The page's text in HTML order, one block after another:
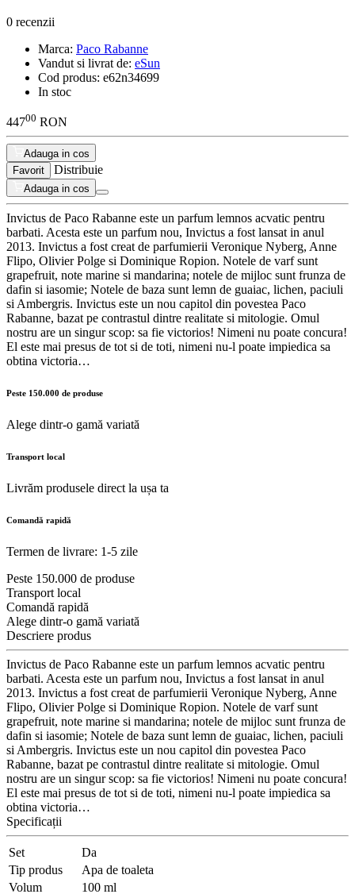
0 recenzii
Marca: Paco Rabanne
Vandut si livrat de: eSun
Cod produs: e62n34699
In stoc
44700 RON
Adauga in cos
Favorit
Distribuie
Adauga in cos
Invictus de Paco Rabanne este un parfum lemnos acvatic pentru
barbati. Acesta este un parfum nou, Invictus a fost lansat in anul
2013. Invictus a fost creat de parfumierii Veronique Nyberg, Anne
Flipo, Olivier Polge si Dominique Ropion. Notele de varf sunt
grapefruit, note marine si mandarina; notele de mijloc sunt frunza de
dafin si iasomie; Notele de baza sunt lemn de guaiac, lichen, paciuli
si Ambergris. Invictus este un nou capitol din povestea Paco
Rabanne, bazat pe contrastul dintre realitate si mitologie. Omul
nostru are un singur scop: sa fie victorios! Nimeni nu poate concura!
El este mai presus de tot si de toti, nimeni nu-l poate impiedica sa
obtina victoria…
Peste 150.000 de produse
Alege dintr-o gamă variată
Transport local
Livrăm produsele direct la ușa ta
Comandă rapidă
Termen de livrare: 1-5 zile
Peste 150.000 de produse
Transport local
Comandă rapidă
Alege dintr-o gamă variată
Descriere produs
Invictus de Paco Rabanne este un parfum lemnos acvatic pentru
barbati. Acesta este un parfum nou, Invictus a fost lansat in anul
2013. Invictus a fost creat de parfumierii Veronique Nyberg, Anne
Flipo, Olivier Polge si Dominique Ropion. Notele de varf sunt
grapefruit, note marine si mandarina; notele de mijloc sunt frunza de
dafin si iasomie; Notele de baza sunt lemn de guaiac, lichen, paciuli
si Ambergris. Invictus este un nou capitol din povestea Paco
Rabanne, bazat pe contrastul dintre realitate si mitologie. Omul
nostru are un singur scop: sa fie victorios! Nimeni nu poate concura!
El este mai presus de tot si de toti, nimeni nu-l poate impiedica sa
obtina victoria…
Specificații
Set
Da
Tip produs
Apa de toaleta
Volum
100 ml